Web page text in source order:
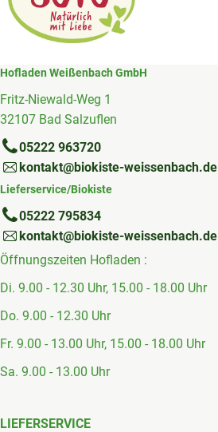
Hofladen Weißenbach GmbH
Fritz-Niewald-Weg 1
32107 Bad Salzuflen
05222 963720
kontakt@biokiste-weissenbach.de
Lieferservice/Biokiste
05222 795834
kontakt@biokiste-weissenbach.de
Öffnungszeiten Hofladen :
Di. 9.00 - 12.30 Uhr, 15.00 - 18.00 Uhr
Do. 9.00 - 12.30 Uhr
Fr. 9.00 - 13.00 Uhr, 15.00 - 18.00 Uhr
Sa. 9.00 - 13.00 Uhr
LIEFERSERVICE